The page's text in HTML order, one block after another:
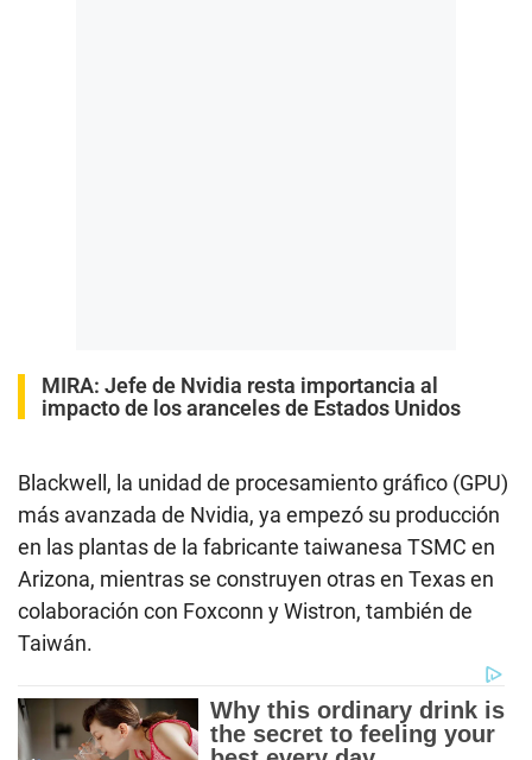
MIRA: Jefe de Nvidia resta importancia al
impacto de los aranceles de Estados Unidos
Blackwell, la unidad de procesamiento gráfico (GPU)
más avanzada de Nvidia, ya empezó su producción
en las plantas de la fabricante taiwanesa TSMC en
Arizona, mientras se construyen otras en Texas en
colaboración con Foxconn y Wistron, también de
Taiwán.